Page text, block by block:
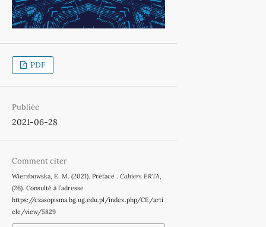
PDF
Publiée
2021-06-28
Comment citer
Wierzbowska, E. M. (2021). Préface . Cahiers ERTA
(26). Consulté à l’adresse
https://czasopisma.bg.ug.edu.pl/index.php/CE/arti
cle/view/5829